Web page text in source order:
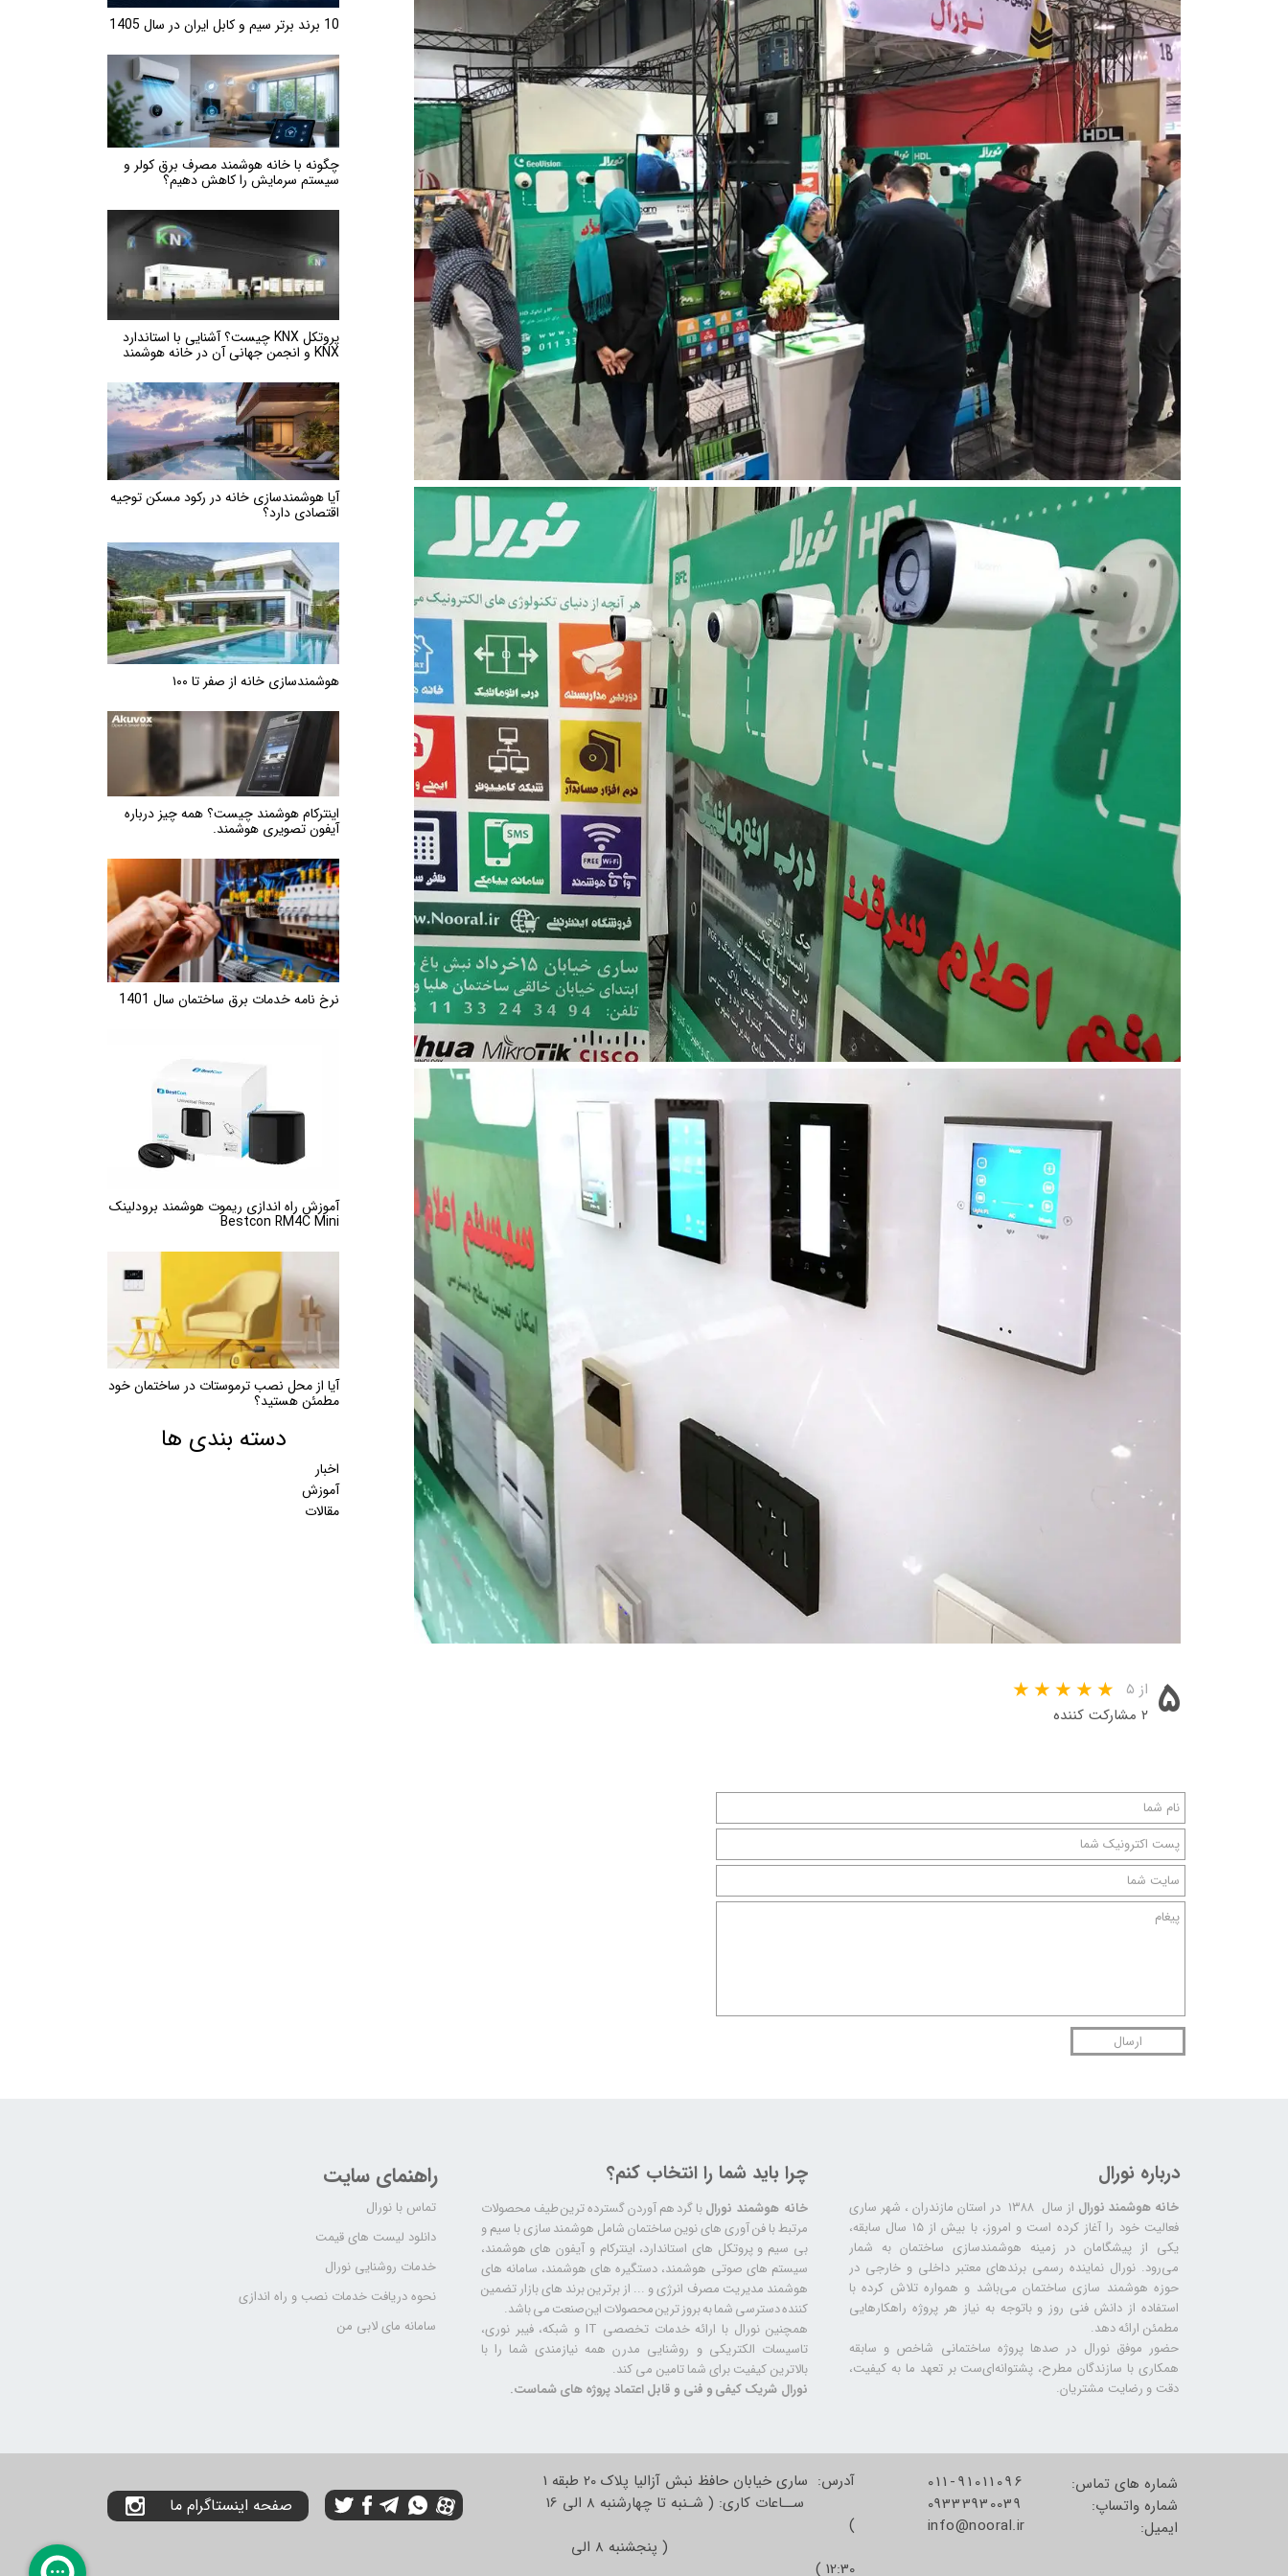
موتور و ریل پرده هوشمند
پرده برقی
ماژول های سیستمی
۵ از ۵
۲ مشارکت کننده
ارسال
10 برند برتر سیم و کابل ایران در سال 1405
چگونه با خانه هوشمند مصرف برق کولر و
سیستم سرمایش را کاهش دهیم؟
پروتکل KNX چیست؟ آشنایی با استاندارد
KNX و انجمن جهانی آن در خانه هوشمند
آیا هوشمندسازی خانه در رکود مسکن توجیه
اقتصادی دارد؟
هوشمندسازی خانه از صفر تا ۱۰۰
اینترکام هوشمند چیست؟ همه چیز درباره
آیفون تصویری هوشمند.
نرخ نامه خدمات برق ساختمان سال 1401
آموزش راه اندازی ریموت هوشمند برودلینک
Bestcon RM4C Mini
آیا از محل نصب ترموستات در ساختمان خود
مطمئن هستید؟
دسته بندی ها
اخبار
آموزش
مقالات
درباره نورال
خانه هوشمند نورال
از سال ۱۳۸۸ در استان مازندران ، شهر ساری
فعالیت خود را آغاز کرده است و امروز، با بیش از ۱۵ سال سابقه،
یکی از پیشگامان در زمینه هوشمندسازی ساختمان به شمار
می‌رود. نورال نماینده رسمی برندهای معتبر داخلی و خارجی در
حوزه هوشمند سازی ساختمان می‌باشد و همواره تلاش کرده با
استفاده از دانش فنی روز و باتوجه به نیاز هر پروژه راهکارهایی
مطمئن ارائه دهد.
حضور موفق نورال در صدها پروژه‌ ساختمانی شاخص و سابقه
همکاری با سازندگان مطرح، پشتوانه‌ای‌ست بر تعهد ما به کیفیت،
دقت و رضایت مشتریان.
راهنمای سایت
تماس با نورال
دانلود لیست های قیمت
خدمات روشنایی نورال
نحوه دریافت خدمات نصب و راه اندازی
سامانه مای لابی من
چرا باید شما را انتخاب کنم؟
خانه هوشمند نورالبا گرد هم آوردن گسترده ترین طیف محصولات
مرتبط با فن آوری های نوین ساختمان شامل هوشمند سازی با سیم و
بی سیم و پروتکل های استاندارد، اینترکام و آیفون های هوشمند،
سیستم های صوتی هوشمند، دستگیره های هوشمند، سامانه های
هوشمند مدیریت مصرف انرژی و ... از برترین برند های بازار تضمین
کننده دسترسی شما به بروز ترین محصولات این صنعت می باشد.
همچنین نورال با ارائه خدمات تخصصی IT و شبکه، فیبر نوری،
تاسیسات الکتریکی و روشنایی مدرن همه نیازمندی شما را با
بالاترین کیفیت برای شما تامین می کند.
نورال شریک کیفی و فنی و قابل اعتماد پروژه های شماست.
شماره های تماس:
شماره واتساپ:
​​​​​​​ایمیل:
011-91011096
09333930039
info@nooral.ir
آدرس: ساری خیابان حافظ نبش آزالیا پلاک 20 طبقه 1
ســاعات کاری: ( شـنبه تا چهارشنبه 8 الی 16
)
( پنجشنبه 8 الی
12:30 )
صفحه اینستاگرام ما